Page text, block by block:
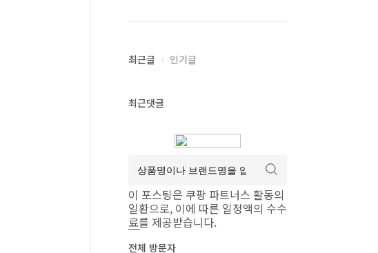
최근글 인기글
최근댓글
이 포스팅은 쿠팡 파트너스 활동의
일환으로, 이에 따른 일정액의 수수
료를 제공받습니다.
전체 방문자